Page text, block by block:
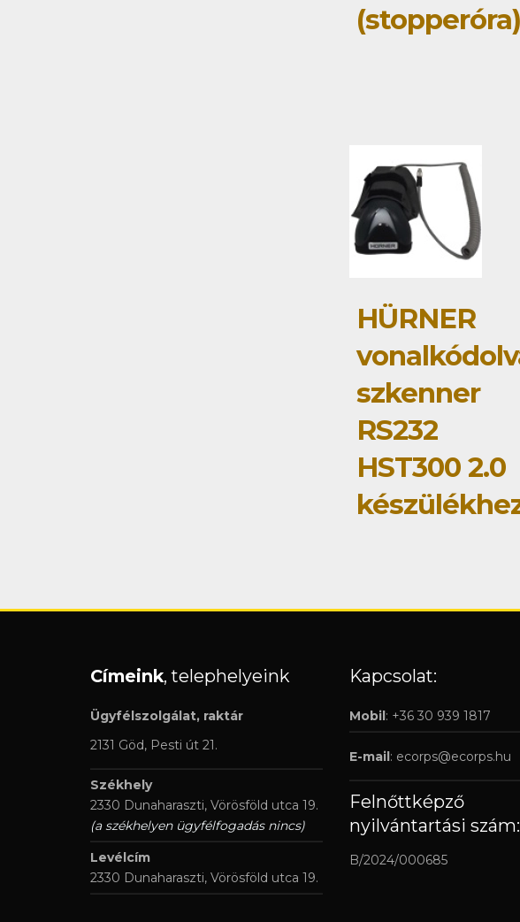
(stopperóra)
HÜRNER
szkenner
RS232
HST300 2.0
Címeink, telephelyeink
Ügyfélszolgálat, raktár
2131 Göd, Pesti út 21.
Székhely
2330 Dunaharaszti, Vörösföld utca 19.
(a székhelyen ügyfélfogadás nincs)
Levélcím
2330 Dunaharaszti, Vörösföld utca 19.
Kapcsolat:
Mobil: +36 30 939 1817
E-mail: ecorps@ecorps.hu
Felnőttképző
nyilvántartási szám:
B/2024/000685